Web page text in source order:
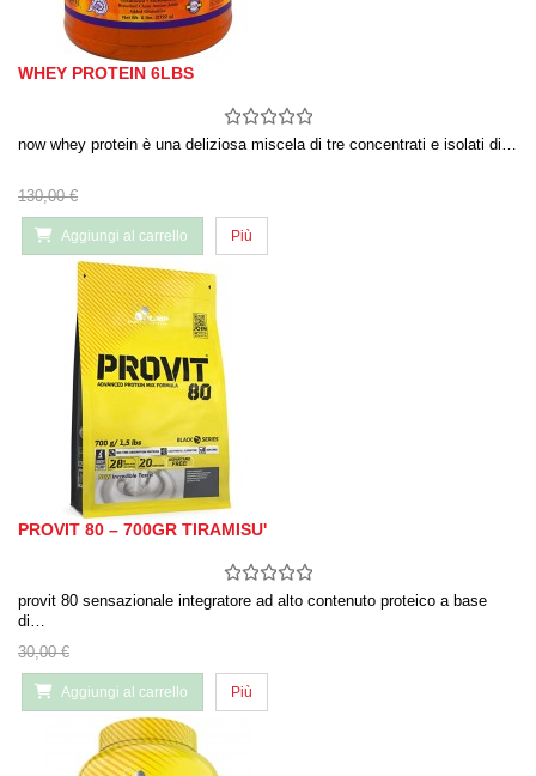
WHEY PROTEIN 6LBS
now whey protein è una deliziosa miscela di tre concentrati e isolati di…
130,00 €
Aggiungi al carrello Più
PROVIT 80 – 700GR TIRAMISU'
provit 80 sensazionale integratore ad alto contenuto proteico a base
di…
30,00 €
Aggiungi al carrello Più